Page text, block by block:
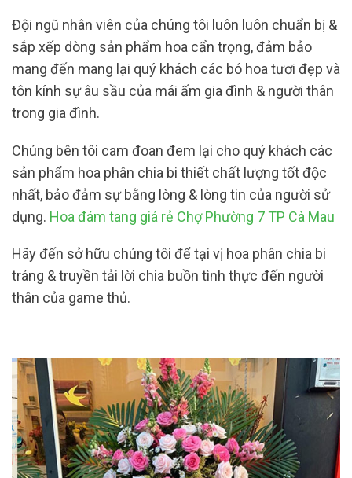
Đội ngũ nhân viên của chúng tôi luôn luôn chuẩn bị &
sắp xếp dòng sản phẩm hoa cẩn trọng, đảm bảo
mang đến mang lại quý khách các bó hoa tươi đẹp và
tôn kính sự âu sầu của mái ấm gia đình & người thân
trong gia đình.
Chúng bên tôi cam đoan đem lại cho quý khách các
sản phẩm hoa phân chia bi thiết chất lượng tốt độc
nhất, bảo đảm sự bằng lòng & lòng tin của người sử
dụng. Hoa đám tang giá rẻ Chợ Phường 7 TP Cà Mau
Hãy đến sở hữu chúng tôi để tại vị hoa phân chia bi
tráng & truyền tải lời chia buồn tình thực đến người
thân của game thủ.